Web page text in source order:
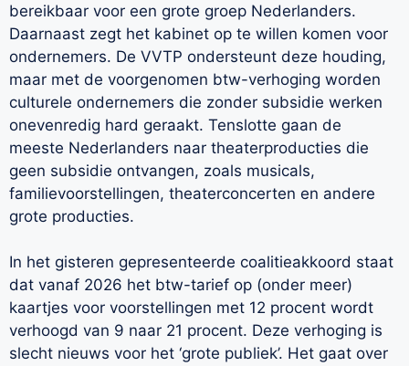
bereikbaar voor een grote groep Nederlanders.
Daarnaast zegt het kabinet op te willen komen voor
ondernemers. De VVTP ondersteunt deze houding,
maar met de voorgenomen btw-verhoging worden
culturele ondernemers die zonder subsidie werken
onevenredig hard geraakt. Tenslotte gaan de
meeste Nederlanders naar theaterproducties die
geen subsidie ontvangen, zoals musicals,
familievoorstellingen, theaterconcerten en andere
grote producties.
In het gisteren gepresenteerde coalitieakkoord staat
dat vanaf 2026 het btw-tarief op (onder meer)
kaartjes voor voorstellingen met 12 procent wordt
verhoogd van 9 naar 21 procent. Deze verhoging is
slecht nieuws voor het ‘grote publiek’. Het gaat over